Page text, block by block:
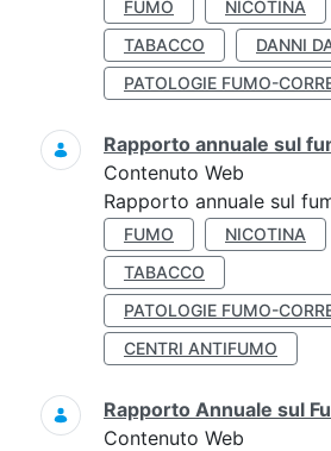
FUMO NICOTINA
TABACCO
DANNI
PATOLOGIE FUMO-
Rapporto annuale sul
Contenuto Web
Rapporto annuale sul
FUMO NICOTINA
TABACCO
PATOLOGIE FUMO-
CENTRI ANTIFUMO
Rapporto Annuale sul
Contenuto Web